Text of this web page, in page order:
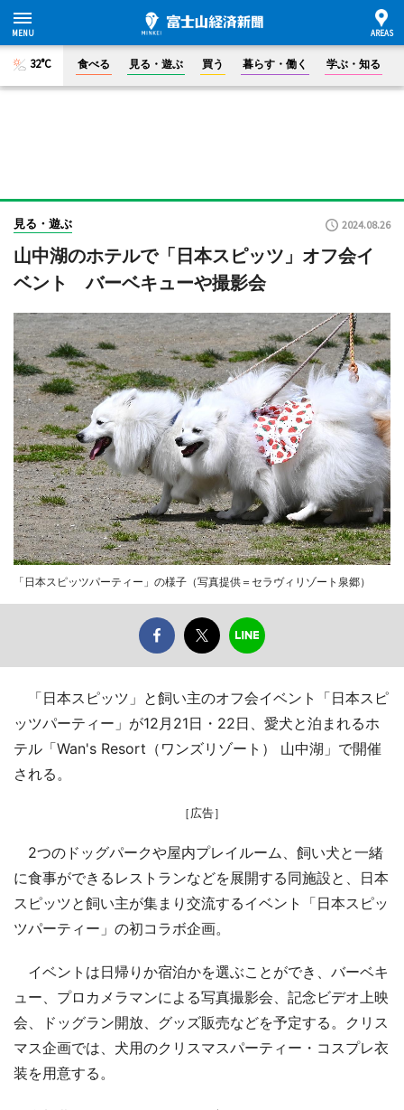
32°C 食べる 見る・遊ぶ 買う 暮らす・働く 学ぶ・知る
見る・遊ぶ 2024.08.26
山中湖のホテルで「日本スピッツ」オフ会イ
ベント バーベキューや撮影会
「日本スピッツパーティー」の様子（写真提供＝セラヴィリゾート泉郷）
「日本スピッツ」と飼い主のオフ会イベント「日本スピ
ッツパーティー」が12月21日・22日、愛犬と泊まれるホ
テル「Wan's Resort（ワンズリゾート） 山中湖」で開催
される。
［広告］
2つのドッグパークや屋内プレイルーム、飼い犬と一緒
に食事ができるレストランなどを展開する同施設と、日本
スピッツと飼い主が集まり交流するイベント「日本スピッ
ツパーティー」の初コラボ企画。
イベントは日帰りか宿泊かを選ぶことができ、バーベキ
ュー、プロカメラマンによる写真撮影会、記念ビデオ上映
会、ドッグラン開放、グッズ販売などを予定する。クリス
マス企画では、犬用のクリスマスパーティー・コスプレ衣
装を用意する。